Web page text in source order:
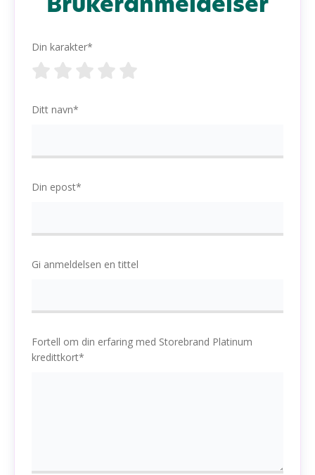
Din karakter*
Ditt navn*
Din epost*
Gi anmeldelsen en tittel
Fortell om din erfaring med Storebrand Platinum
kredittkort*